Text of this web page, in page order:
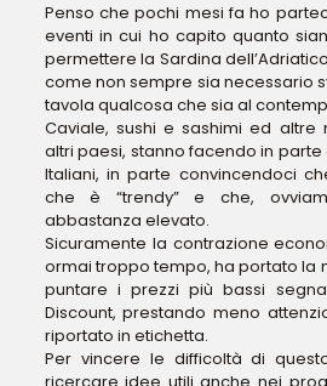
Penso che pochi mesi fa ho
eventi in cui ho capito quanto
permettere la Sardina
come non sempre sia necessario
tavola qualcosa che sia al
Caviale, sushi e sashimi ed altre
altri paesi, stanno facendo in
Italiani, in parte convincendoci
che è “trendy” e che,
abbastanza elevato.
Sicuramente la contrazione
ormai troppo tempo, ha portato la
puntare i prezzi più bassi
Discount, prestando meno
riportato in etichetta.
Per vincere le difficoltà di